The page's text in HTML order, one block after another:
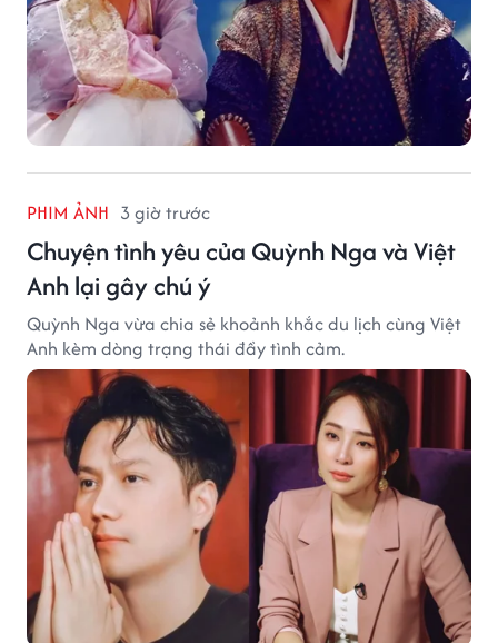
PHIM ẢNH 3 giờ trước
Chuyện tình yêu của Quỳnh Nga và Việt
Anh lại gây chú ý
Quỳnh Nga vừa chia sẻ khoảnh khắc du lịch cùng Việt
Anh kèm dòng trạng thái đầy tình cảm.